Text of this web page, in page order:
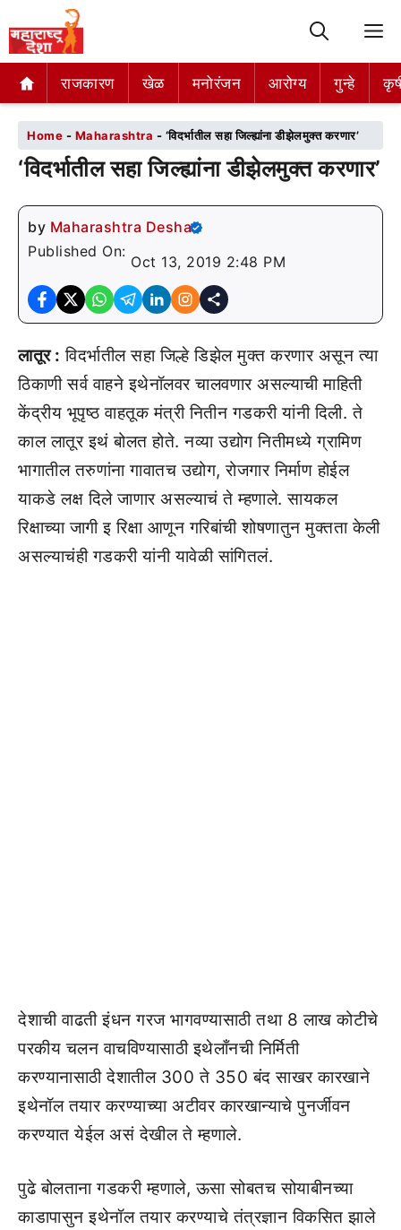
राजकारण खेळ मनोरंजन आरोग्य गुन्हे
राजकारण खेळ मनोरंजन आरोग्य गुन्हे
Home - Maharashtra - ‘विदर्भातील सहा जिल्ह्यांना डीझेलमुक्त करणार’
‘विदर्भातील सहा जिल्ह्यांना डीझेलमुक्त करणार’
by Maharashtra Desha
Published On:
Oct 13, 2019 2:48 PM
लातूर : विदर्भातील सहा जिल्हे डिझेल मुक्त करणार असून त्या
ठिकाणी सर्व वाहने इथेनॉलवर चालवणार असल्याची माहिती
केंद्रीय भूपृष्ठ वाहतूक मंत्री नितीन गडकरी यांनी दिली. ते
काल लातूर इथं बोलत होते. नव्या उद्योग नितीमध्ये ग्रामिण
भागातील तरुणांना गावातच उद्योग, रोजगार निर्माण होईल
याकडे लक्ष दिले जाणार असल्याचं ते म्हणाले. सायकल
रिक्षाच्या जागी इ रिक्षा आणून गरिबांची शोषणातुन मुक्तता केली
असल्याचंही गडकरी यांनी यावेळी सांगितलं.
देशाची वाढती इंधन गरज भागवण्यासाठी तथा 8 लाख कोटीचे
परकीय चलन वाचविण्यासाठी इथेलाँनची निर्मिती
करण्यानासाठी देशातील 300 ते 350 बंद साखर कारखाने
इथेनॉल तयार करण्याच्या अटीवर कारखान्याचे पुनर्जीवन
करण्यात येईल असं देखील ते म्हणाले.
पुढे बोलताना गडकरी म्हणाले, ऊसा सोबतच सोयाबीनच्या
काडापासुन इथेनॉल तयार करण्याचे तंत्रज्ञान विकसित झाले